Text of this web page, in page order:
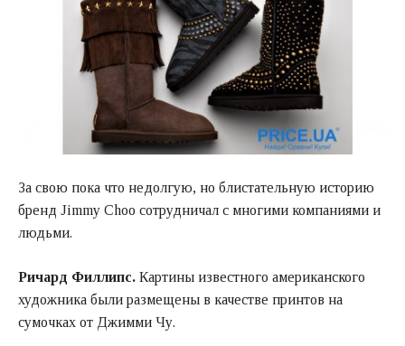
За свою пока что недолгую, но блистательную историю
бренд Jimmy Choo сотрудничал с многими компаниями и
людьми.
Ричард Филлипс. Картины известного американского
художника были размещены в качестве принтов на
сумочках от Джимми Чу.